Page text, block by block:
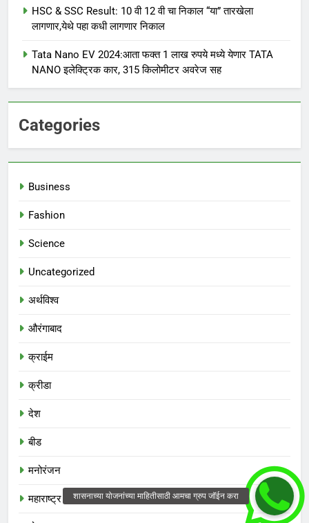
HSC & SSC Result: 10 वी 12 वी चा निकाल “या” तारखेला
लागणार,येथे पहा कधी लागणार निकाल
Tata Nano EV 2024:आता फक्त 1 लाख रुपये मध्ये येणार TATA
NANO इलेक्ट्रिक कार, 315 किलोमीटर अवरेज सह
Categories
Business
Fashion
Science
Uncategorized
अर्थविश्व
औरंगाबाद
क्राईम
क्रीडा
देश
बीड
मनोरंजन
महाराष्ट्र